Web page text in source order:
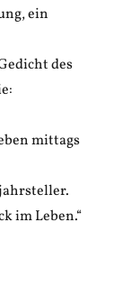
ein
des
mittags
im Leben.“